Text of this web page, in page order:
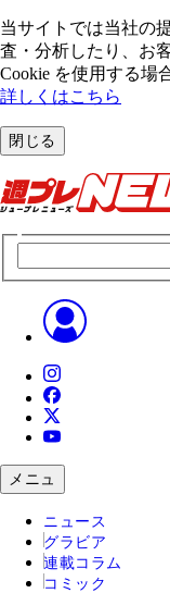
当サイトでは当社の
査・分析したり、お
Cookie を使⽤する場
詳しくはこちら
閉じる
メニュ
ニュース
グラビア
連載コラム
コミック